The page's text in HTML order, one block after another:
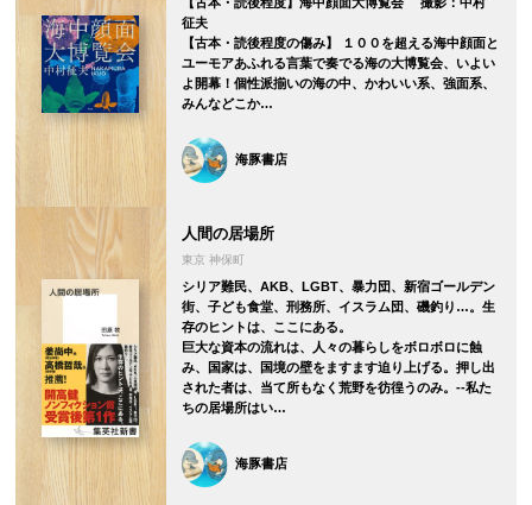
征夫
【古本・読後程度の傷み】 １００を超える海中顔面と
ユーモアあふれる言葉で奏でる海の大博覧会、いよい
よ開幕！個性派揃いの海の中、かわいい系、強面系、
みんなどこか…
海豚書店
人間の居場所
東京 神保町
シリア難民、AKB、LGBT、暴力団、新宿ゴールデン
街、子ども食堂、刑務所、イスラム団、磯釣り…。生
存のヒントは、ここにある。
巨大な資本の流れは、人々の暮らしをボロボロに蝕
み、国家は、国境の壁をますます迫り上げる。押し出
された者は、当て所もなく荒野を彷徨うのみ。--私た
ちの居場所はい…
海豚書店